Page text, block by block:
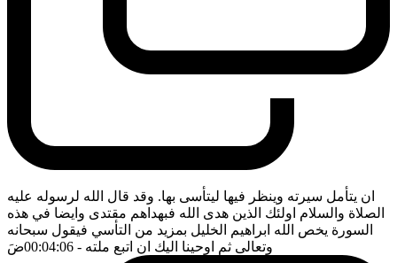
ان يتأمل سيرته وينظر فيها ليتأسى بها. وقد قال الله لرسوله عليه
الصلاة والسلام اولئك الذين هدى الله فبهداهم مقتدى وايضا في هذه
السورة يخص الله ابراهيم الخليل بمزيد من التأسي فيقول سبحانه
وتعالى ثم اوحينا اليك ان اتبع ملته - 00:04:06 ضَ